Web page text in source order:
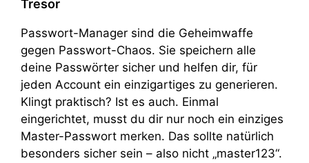
Tresor
Passwort-Manager sind die Geheimwaffe
gegen Passwort-Chaos. Sie speichern alle
deine Passwörter sicher und helfen dir, für
jeden Account ein einzigartiges zu generieren.
Klingt praktisch? Ist es auch. Einmal
eingerichtet, musst du dir nur noch ein einziges
Master-Passwort merken. Das sollte natürlich
besonders sicher sein – also nicht „master123“.